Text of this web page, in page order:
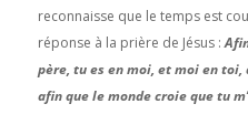
reconnaisse que le temps est
réponse à la prière de Jésus :
père, tu es en moi, et moi en toi,
afin que le monde croie que tu